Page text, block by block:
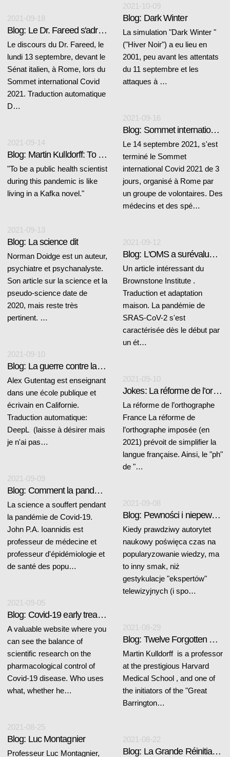
2021-10-09
Blog: Dark Winter
La simulation "Dark Winter "
("Hiver Noir") a eu lieu en
2001, peu avant les attentats
du 11 septembre et les
attaques à …
2021-09-18
Blog: Le Dr. Fareed s'adresse au Sénat italien lors du sommet Covid
Le discours du Dr. Fareed, le
lundi 13 septembre, devant le
Sénat italien, à Rome, lors du
Sommet international Covid
2021. Traduction automatique
D…
2021-09-16
Blog: Sommet international Covid 2021
Le 14 septembre 2021, s'est
terminé le Sommet
international Covid 2021 de 3
jours, organisé à Rome par
un groupe de volontaires. Des
médecins et des spé…
2021-09-14
Blog: Martin Kulldorff: To be a public health...
"To be a public health scientist
during this pandemic is like
living in a Kafka novel."
2021-09-13
Blog: La science dit
Norman Doidge est un auteur,
psychiatre et psychanalyste.
Son article sur la science et la
pseudo-science date de
2020, mais reste très
pertinent. …
2021-09-12
Blog: L'OMS a surévalué le vaccin et déprécié l'immunité naturelle
Un article intéressant du
Brownstone Institute .
Traduction et adaptation
maison. La pandémie de
SRAS-CoV-2 s'est
caractérisée dès le début par
un ét…
2021-09-10
Blog: La guerre contre la réalité
Alex Gutentag est enseignant
dans une école publique et
écrivain en Californie.
Traduction automatique:
DeepL (laisse à désirer mais
je n'ai pas…
2021-09-10
Jokes: La réforme de l’orthographe
La réforme de l’orthographe
France La réforme de
l’orthographe imposée (en
2021) prévoit de simplifier la
langue française. Ainsi, le "ph"
de "…
2021-09-09
Blog: Comment la pandémie change les normes de la science
La science a souffert pendant
la pandémie de Covid-19.
John P.A. Ioannidis est
professeur de médecine et
professeur d'épidémiologie et
de santé des popu…
2021-09-08
Blog: Pewności i niepewności Covidowe
Kiedy prawdziwy autorytet
naukowy poświęca czas na
popularyzowanie wiedzy, ma
to inny smak, niż
gestykulacje "ekspertów"
telewizyjnych (i spo…
2021-09-05
Blog: Covid-19 early treatment
A valuable website where you
can see the balance of
scientific research on the
pharmacological control of
Covid-19 disease. Who uses
what, whether he…
2021-08-29
Blog: Twelve Forgotten Principles of Public Health
Martin Kulldorff is a professor
at the prestigious Harvard
Medical School , and one of
the initiators of the "Great
Barrington…
2021-08-25
Blog: Luc Montagnier
Professeur Luc Montagnier,
2021-08-22
Blog: La Grande Réinitialisation